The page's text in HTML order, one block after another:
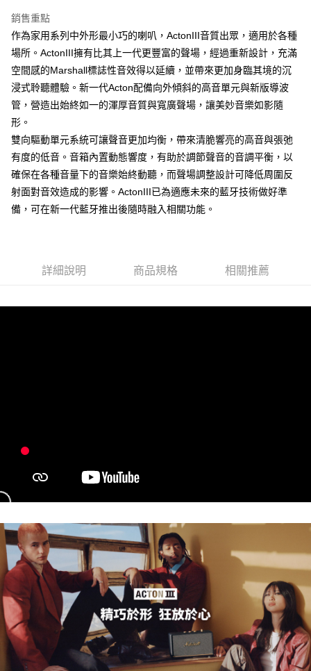
台新國際商業銀行
台灣樂天信用卡公司
元大商業銀行
玉山商業銀行
星展（台灣）商業銀行
台灣樂天信用卡公司
黑貓宅急便
每筆NT$120，滿NT$1,000(含以上)免運費
付款後門市自取
每筆NT$120，滿NT$1,000(含以上)免運費
銷售重點
作為家用系列中外形最小巧的喇叭，ActonIII音質出眾，適用於各種
場所。ActonIII擁有比其上一代更豐富的聲場，經過重新設計，充滿
空間感的Marshall標誌性音效得以延續，並帶來更加身臨其境的沉
浸式聆聽體驗。新一代Acton配備向外傾斜的高音單元與新版導波
管，營造出始終如一的渾厚音質與寬廣聲場，讓美妙音樂如影隨
形。
雙向驅動單元系統可讓聲音更加均衡，帶來清脆響亮的高音與張弛
有度的低音。音箱內置動態響度，有助於調節聲音的音調平衡，以
確保在各種音量下的音樂始終動聽，而聲場調整設計可降低周圍反
射面對音效造成的影響。ActonIII已為適應未來的藍牙技術做好準
備，可在新一代藍牙推出後隨時融入相關功能。
詳細說明 商品規格 相關推薦